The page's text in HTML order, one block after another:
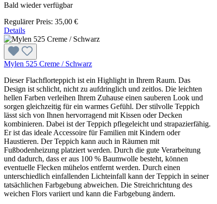
Bald wieder verfügbar
Regulärer Preis: 35,00 €
Details
Mylen 525 Creme / Schwarz
Dieser Flachflorteppich ist ein Highlight in Ihrem Raum. Das
Design ist schlicht, nicht zu aufdringlich und zeitlos. Die leichten
hellen Farben verleihen Ihrem Zuhause einen sauberen Look und
sorgen gleichzeitig für ein warmes Gefühl. Der stilvolle Teppich
lässt sich von Ihnen hervorragend mit Kissen oder Decken
kombinieren. Dabei ist der Teppich pflegeleicht und strapazierfähig.
Er ist das ideale Accessoire für Familien mit Kindern oder
Haustieren. Der Teppich kann auch in Räumen mit
Fußbodenheizung platziert werden. Durch die gute Verarbeitung
und dadurch, dass er aus 100 % Baumwolle besteht, können
eventuelle Flecken mühelos entfernt werden. Durch einen
unterschiedlich einfallenden Lichteinfall kann der Teppich in seiner
tatsächlichen Farbgebung abweichen. Die Streichrichtung des
weichen Flors variiert und kann die Farbgebung ändern.